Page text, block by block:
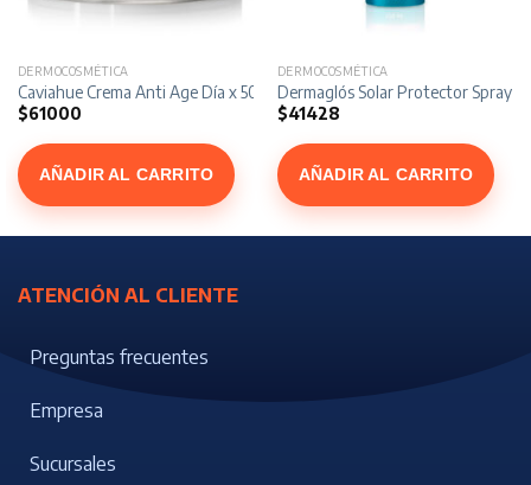
DERMOCOSMÉTICA
Caviahue Crema Anti Age Día x 50 gr
$61000
AÑADIR AL CARRITO
DERMOCOSMÉTICA
Dermaglós Solar Protector Spray
$41428
AÑADIR AL CARRITO
ATENCIÓN AL CLIENTE
Preguntas frecuentes
Empresa
Sucursales